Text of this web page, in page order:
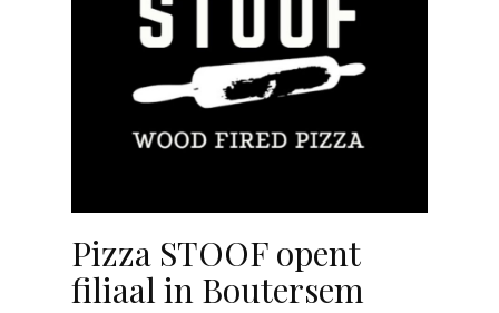
Pizza STOOF opent
filiaal in Boutersem